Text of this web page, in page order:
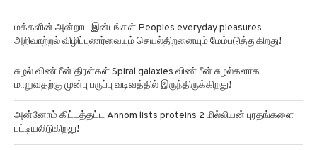
மக்களின் அன்றாட இன்பங்கள் Peoples everyday pleasures
அறிவாற்றல் விழிப்புணர்வையும் செயல்திறனையும் மேம்படுத்துகிறது!
சுழல் விண்மீன் திரள்கள் Spiral galaxies விண்மீன் சுழல்களாக
மாறுவதற்கு முன்பு பருப்பு வடிவத்தில் இருந்திருக்கிறது!
அன்னோம் கிட்டத்தட்ட Annom lists proteins 2 மில்லியன் புரதங்களை
பட்டியலிடுகிறது!